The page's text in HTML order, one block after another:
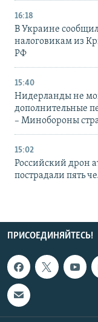
16:18
В Украине
налоговикам из
РФ
15:40
Нидерланды не
дополнительные
– Минобороны
15:02
Российский дрон
пострадали пять
ПРИСОЕДИНЯЙТЕСЬ!